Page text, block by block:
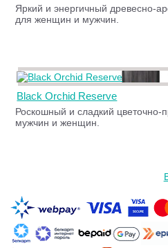
Яркий и энергичный древесно-
для женщин и мужчин.
Black Orchid Reserve
Роскошный и сладкий цветочно-
мужчин и женщин.